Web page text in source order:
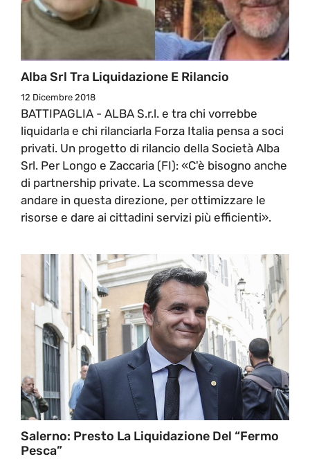
Alba Srl Tra Liquidazione E Rilancio
12 Dicembre 2018
BATTIPAGLIA - ALBA S.r.l. e tra chi vorrebbe
liquidarla e chi rilanciarla Forza Italia pensa a soci
privati. Un progetto di rilancio della Società Alba
Srl. Per Longo e Zaccaria (FI): «C'è bisogno anche
di partnership private. La scommessa deve
andare in questa direzione, per ottimizzare le
risorse e dare ai cittadini servizi più efficienti».
Salerno: Presto La Liquidazione Del “fermo
Pesca”